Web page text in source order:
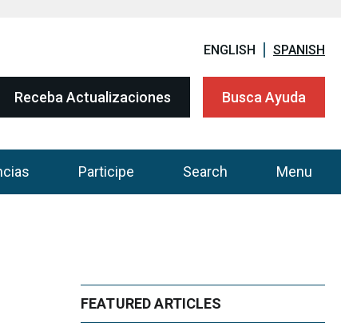
ENGLISH SPANISH
Receba Actualizaciones Busca Ayuda
Participe Search Menu
FEATURED ARTICLES